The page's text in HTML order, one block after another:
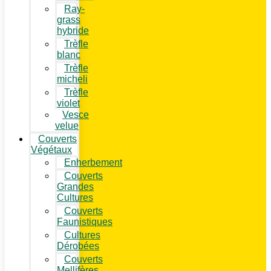
Ray-
grass
hybride
Trèfle
blanc
Trèfle
micheli
Trèfle
violet
Vesce
velue
Couverts
Végétaux
Enherbement
Couverts
Grandes
Cultures
Couverts
Faunistiques
Cultures
Dérobées
Couverts